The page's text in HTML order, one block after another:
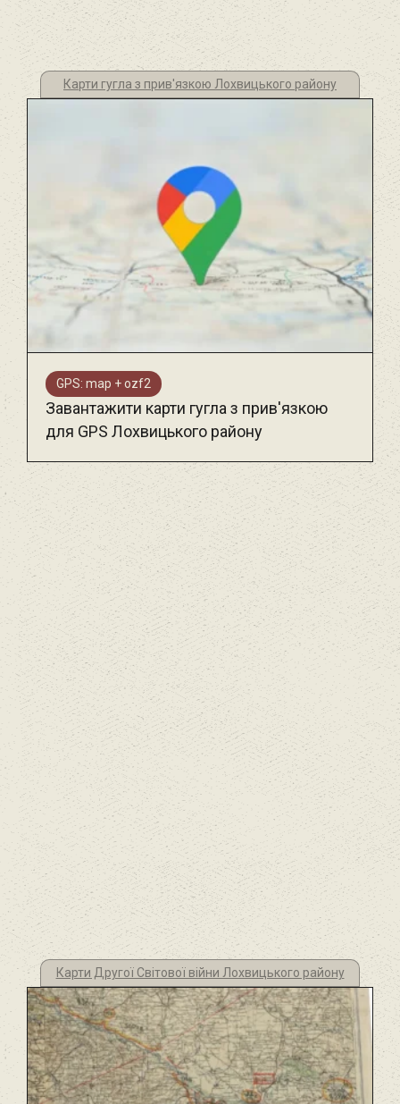
Карти гугла з прив'язкою Лохвицького району
GPS: map + ozf2
Завантажити карти гугла з прив'язкою
для GPS Лохвицького району
Карти Другої Світової війни Лохвицького району